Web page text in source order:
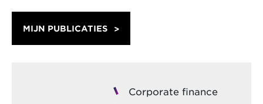
MIJN PUBLICATIES
Corporate finance